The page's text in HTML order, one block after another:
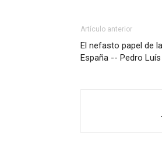
Artículo anterior
El nefasto papel de
España -- Pedro